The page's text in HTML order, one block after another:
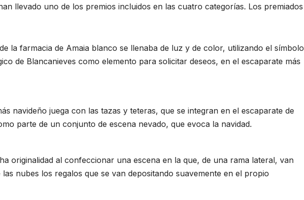
llevado uno de los premios incluidos en las cuatro categorías. Los premiados
la farmacia de Amaia blanco se llenaba de luz y de color, utilizando el símbolo
de Blancanieves como elemento para solicitar deseos, en el escaparate más
navideño juega con las tazas y teteras, que se integran en el escaparate de
parte de un conjunto de escena nevado, que evoca la navidad.
originalidad al confeccionar una escena en la que, de una rama lateral, van
las nubes los regalos que se van depositando suavemente en el propio